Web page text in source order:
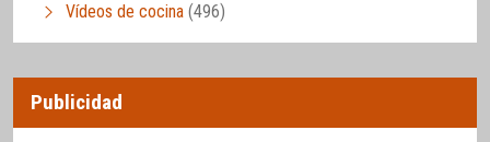
Vídeos de cocina (496)
Publicidad